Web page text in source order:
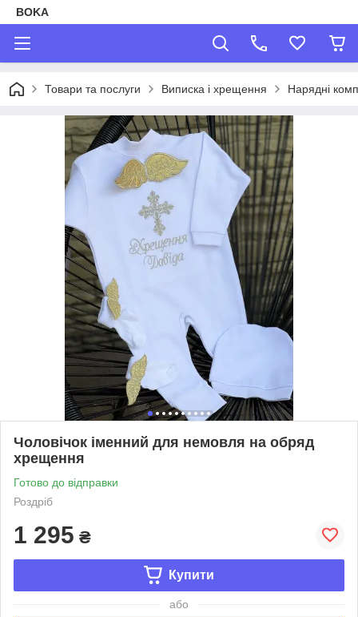
BOKA
Товари та послуги Виписка і хрещення Нарядні
Чоловічок іменний для немовля на обряд
хрещення
Готово до відправки
Роздріб
1 295 ₴
Купити
або